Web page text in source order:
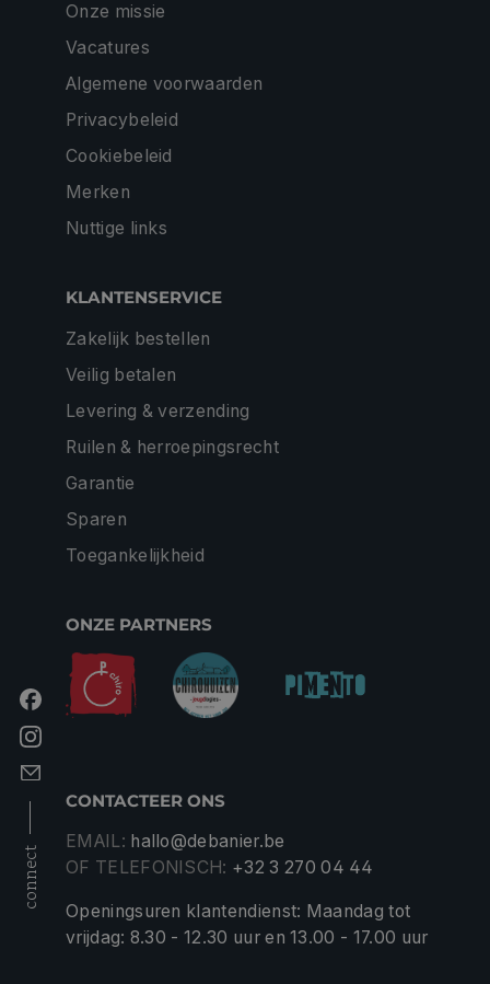
connect
Onze missie
Vacatures
Algemene voorwaarden
Privacybeleid
Cookiebeleid
Merken
Nuttige links
KLANTENSERVICE
Zakelijk bestellen
Veilig betalen
Levering & verzending
Ruilen & herroepingsrecht
Garantie
Sparen
Toegankelijkheid
ONZE PARTNERS
CONTACTEER ONS
EMAIL: hallo@debanier.be
OF TELEFONISCH: +32 3 270 04 44
Openingsuren klantendienst: Maandag tot
vrijdag: 8.30 - 12.30 uur en 13.00 - 17.00 uur